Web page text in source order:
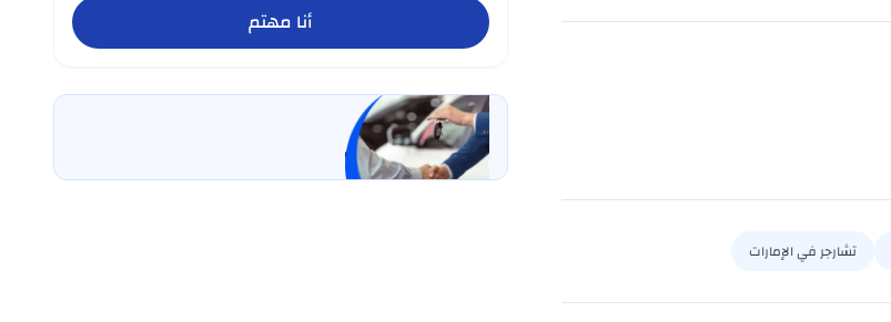
تشارجر في الإمارات
أنا مهتم
بيع سيارتي
خليها على كارسويتش